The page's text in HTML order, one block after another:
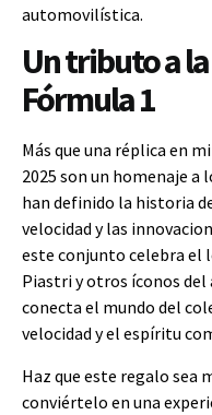
automovilística.
Un tributo a
Fórmula 1
Más que una réplica en
2025 son un homenaje a
han definido la historia
velocidad y las
este conjunto celebra el
Piastri y otros íconos del
conecta el mundo del
velocidad y el espíritu
Haz que este regalo sea
conviértelo en una